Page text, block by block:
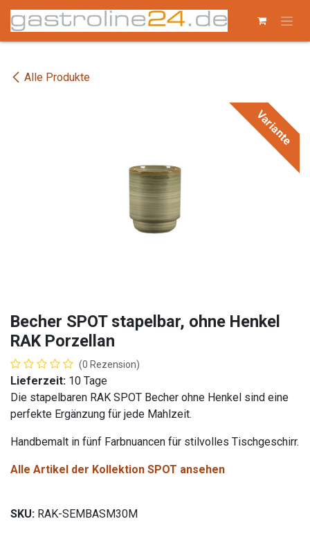
Zum Inhalt springen
Alle Produkte
Variante
Becher SPOT stapelbar, ohne Henkel
RAK Porzellan
(0 Rezension)
Lieferzeit: 10 Tage
Die stapelbaren RAK SPOT Becher ohne Henkel sind eine
perfekte Ergänzung für jede Mahlzeit.
Handbemalt in fünf Farbnuancen für stilvolles Tischgeschirr.
Alle Artikel der Kollektion SPOT ansehen
SKU: RAK-SEMBASM30M